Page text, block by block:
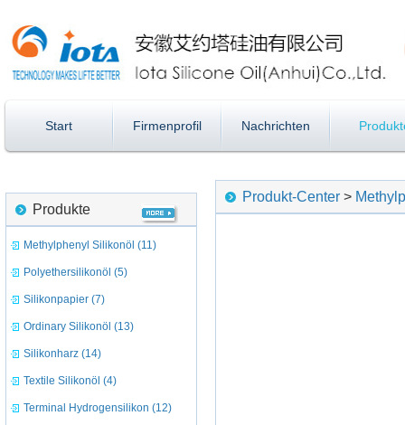
Start Firmenprofil Nachrichten
Produkte
Methylphenyl Silikonöl (11)
Polyethersilikonöl (5)
Silikonpapier (7)
Ordinary Silikonöl (13)
Silikonharz (14)
Textile Silikonöl (4)
Terminal Hydrogensilikon (12)
Produkt-Center >